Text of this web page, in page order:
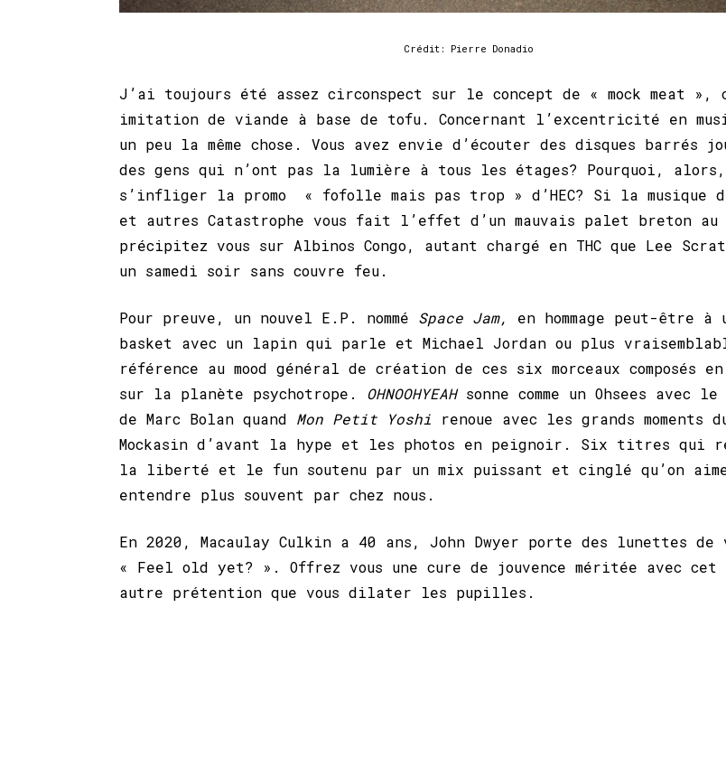
Crédit: Pierre Donadio
J’ai toujours été assez circonspect sur le concept de « mock meat »,
imitation de viande à base de tofu. Concernant l’excentricité en
un peu la même chose. Vous avez envie d’écouter des disques barrés
des gens qui n’ont pas la lumière à tous les étages? Pourquoi, alors,
s’infliger la promo « fofolle mais pas trop » d’HEC? Si la musique
et autres Catastrophe vous fait l’effet d’un mauvais palet breton au
précipitez vous sur Albinos Congo, autant chargé en THC que Lee
un samedi soir sans couvre feu.
Pour preuve, un nouvel E.P. nommé Space Jam, en hommage peut-être
basket avec un lapin qui parle et Michael Jordan ou plus
référence au mood général de création de ces six morceaux composés
sur la planète psychotrope. OHNOOHYEAH sonne comme un Ohsees avec
de Marc Bolan quand Mon Petit Yoshi renoue avec les grands moments
Mockasin d’avant la hype et les photos en peignoir. Six titres qui
la liberté et le fun soutenu par un mix puissant et cinglé qu’on
entendre plus souvent par chez nous.
En 2020, Macaulay Culkin a 40 ans, John Dwyer porte des lunettes de
« Feel old yet? ». Offrez vous une cure de jouvence méritée avec cet
autre prétention que vous dilater les pupilles.